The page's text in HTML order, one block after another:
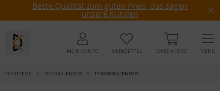
Beste Qualität zum guten Preis, das sagen
unsere Kunden
MEIN KONTO MERKZETTEL WARENKORB MENÜ
STARTSEITE FOTOKALENDER TERMINKALENDER